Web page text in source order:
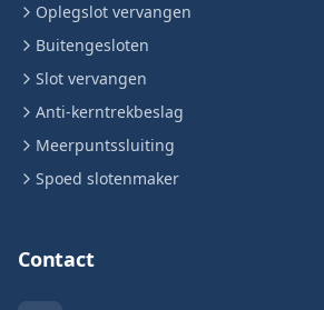
Oplegslot vervangen
Buitengesloten
Slot vervangen
Anti-kerntrekbeslag
Meerpuntssluiting
Spoed slotenmaker
Contact